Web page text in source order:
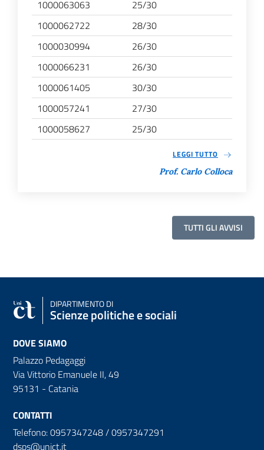
1000063063
25/30
1000062722
28/30
1000030994
26/30
1000066231
26/30
1000061405
30/30
1000057241
27/30
1000058627
25/30
LEGGI TUTTO
Prof. Carlo Colloca
TUTTI GLI AVVISI
DIPARTIMENTO DI
Scienze politiche e sociali
DOVE SIAMO
Palazzo Pedagaggi
Via Vittorio Emanuele II, 49
95131 - Catania
CONTATTI
Telefono: 0957347248 / 0957347291
dsps@unict.it